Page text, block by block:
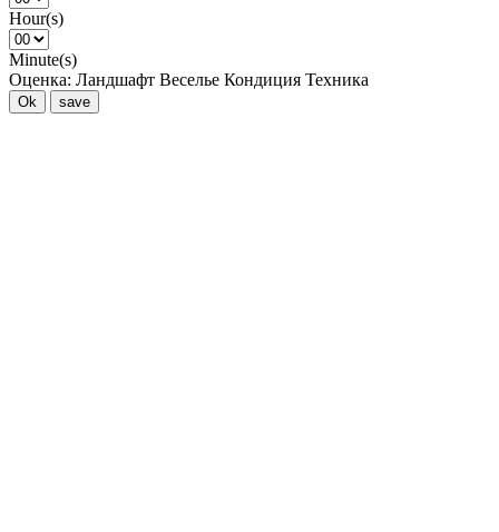
Hour(s)
Minute(s)
Оценка: Ландшафт Веселье Кондиция Техника
Ok save